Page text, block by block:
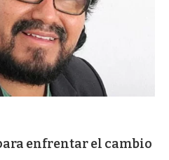
enfrentar el cambio